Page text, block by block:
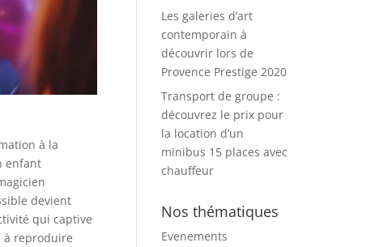
à la
enfant
devient
qui captive
à reproduire
Les galeries d’art
contemporain à
découvrir lors de
Provence Prestige 2020
Transport de groupe :
découvrez le prix pour
la location d’un
minibus 15 places avec
chauffeur
Nos thématiques
Evenements